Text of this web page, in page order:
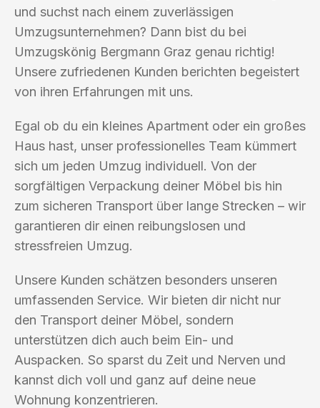
und suchst nach einem zuverlässigen
Umzugsunternehmen? Dann bist du bei
Umzugskönig Bergmann Graz genau richtig!
Unsere zufriedenen Kunden berichten begeistert
von ihren Erfahrungen mit uns.
Egal ob du ein kleines Apartment oder ein großes
Haus hast, unser professionelles Team kümmert
sich um jeden Umzug individuell. Von der
sorgfältigen Verpackung deiner Möbel bis hin
zum sicheren Transport über lange Strecken – wir
garantieren dir einen reibungslosen und
stressfreien Umzug.
Unsere Kunden schätzen besonders unseren
umfassenden Service. Wir bieten dir nicht nur
den Transport deiner Möbel, sondern
unterstützen dich auch beim Ein- und
Auspacken. So sparst du Zeit und Nerven und
kannst dich voll und ganz auf deine neue
Wohnung konzentrieren.